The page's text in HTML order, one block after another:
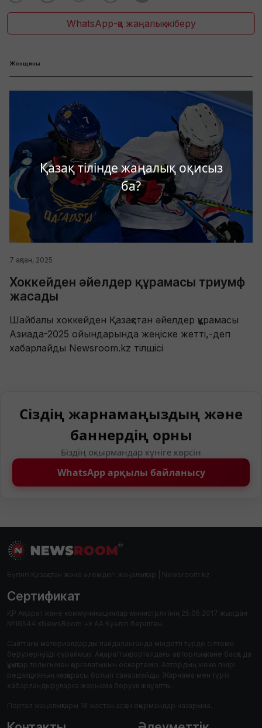
Қазақ тілінде жаңалық оқисыз
ба?
WhatsApp-қа жаңалық жіберу
Женщины
7 ақпан, 2025
Хоккейден әйелдер құрамасы триумф
жасады
Шайбалы хоккейден Қазақстан әйелдер құрамасы
Азиада-2025 ойындарында жеңіске жетті,-деп
хабарлайды Newsroom.kz тілшісі
Сіздің жарнамаңыздың және
баннердің орны
Біздің оқырмандар күніге көрсін
WhatsApp арқылы байланысу
Бүгінгі Қазақстан және әлемдегі жаңалықтар | Newsroom.kz
Сертификат
ҚР Ақпарат және коммуникациялар министрлігінің 25.05.2017 жылдан
№16544 «NewsRoom +» АА Куәлігі берілген.
Сайттағы материалдарды пайдаланғанда міндетті түрде сілтеме
берулеріңізді сұраймыз. Ақпараттық порталдағы авторлық және басқа да
құқықтар толығымен қорғалатынын ескертеміз. Автордың жеке пікірі
редакцияның көзқарасы болып саналмайды. Жарнама мен түрлі
хабарландыруларға жарнама беруші жауапты.
Портал жаңалықтары 18 жастан асқан оқырмандар назарына.